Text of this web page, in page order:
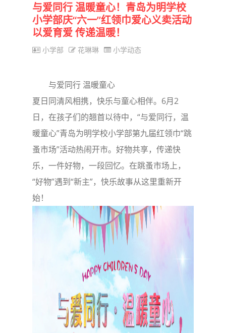
与爱同行 温暖童心！青岛为明学校
小学部庆“六一”红领巾爱心义卖活动
以爱育爱 传递温暖！
小学部 花琳琳 小学动态
与爱同行 温暖童心
夏日同清风相携，快乐与童心相伴。6月2
日，在孩子们的翘首以待中，“与爱同行，温
暖童心”青岛为明学校小学部第九届红领巾“跳
蚤市场”活动热闹开市。好物共享，传递快
乐，一件好物，一段回忆。在跳蚤市场上，
“好物”遇到“新主”，快乐故事从这里重新开
始！